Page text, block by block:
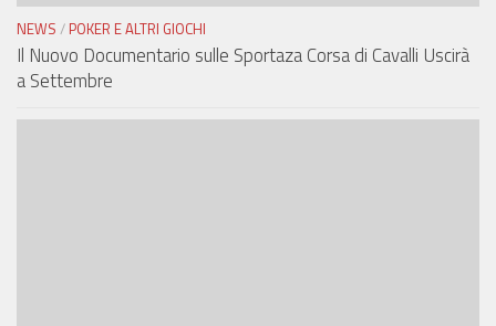
NEWS / POKER E ALTRI GIOCHI
Il Nuovo Documentario sulle Sportaza Corsa di Cavalli Uscirà
a Settembre